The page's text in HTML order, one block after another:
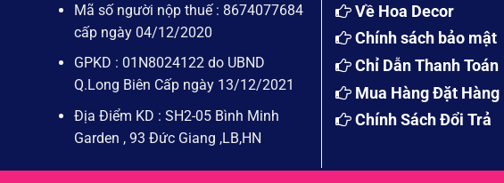
Mã số người nộp thuế : 8674077684
cấp ngày 04/12/2020
GPKD : 01N8024122 do UBND
Q.Long Biên Cấp ngày 13/12/2021
Địa Điểm KD : SH2-05 Bình Minh
Garden , 93 Đức Giang ,LB,HN
Về Hoa Decor
Chính sách bảo mật
Chỉ Dẫn Thanh Toán
Mua Hàng Đặt Hàng
Chính Sách Đổi Trả